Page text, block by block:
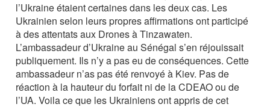
l’Ukraine étaient certaines dans les deux cas. Les
Ukrainien selon leurs propres affirmations ont participé
à des attentats aux Drones à Tinzawaten.
L’ambassadeur d’Ukraine au Sénégal s’en réjouissait
publiquement. Ils n’y a pas eu de conséquences. Cette
ambassadeur n’as pas été renvoyé à Kiev. Pas de
réaction à la hauteur du forfait ni de la CDEAO ou de
l’UA. Voila ce que les Ukrainiens ont appris de cet